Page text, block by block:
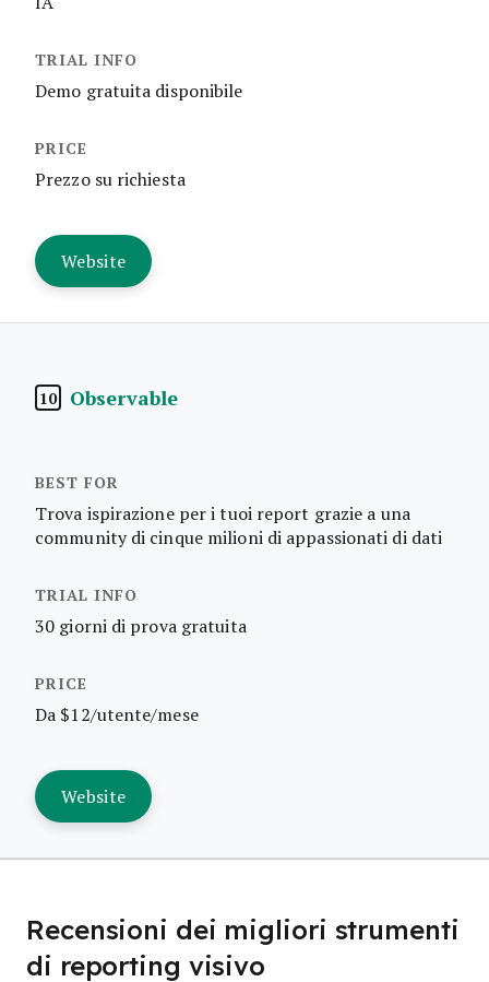
Demo gratuita disponibile
Prezzo su richiesta
Website
10 Observable
Trova ispirazione per i tuoi report grazie a una
community di cinque milioni di appassionati di dati
30 giorni di prova gratuita
Da $12/utente/mese
Website
Recensioni dei migliori strumenti
di reporting visivo